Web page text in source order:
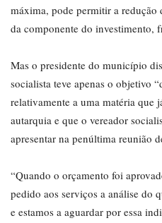
máxima, pode permitir a redução
da componente do investimento,
Mas o presidente do município
socialista teve apenas o objetivo
relativamente a uma matéria que
autarquia e que o vereador
apresentar na penúltima reunião
“Quando o orçamento foi
pedido aos serviços a análise do
e estamos a aguardar por essa